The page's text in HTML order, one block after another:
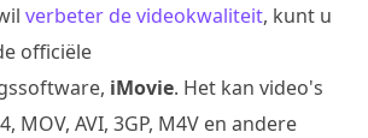
verbeter de videokwaliteit, kunt u
officiële
iMovie. Het kan video's
MOV, AVI, 3GP, M4V en andere